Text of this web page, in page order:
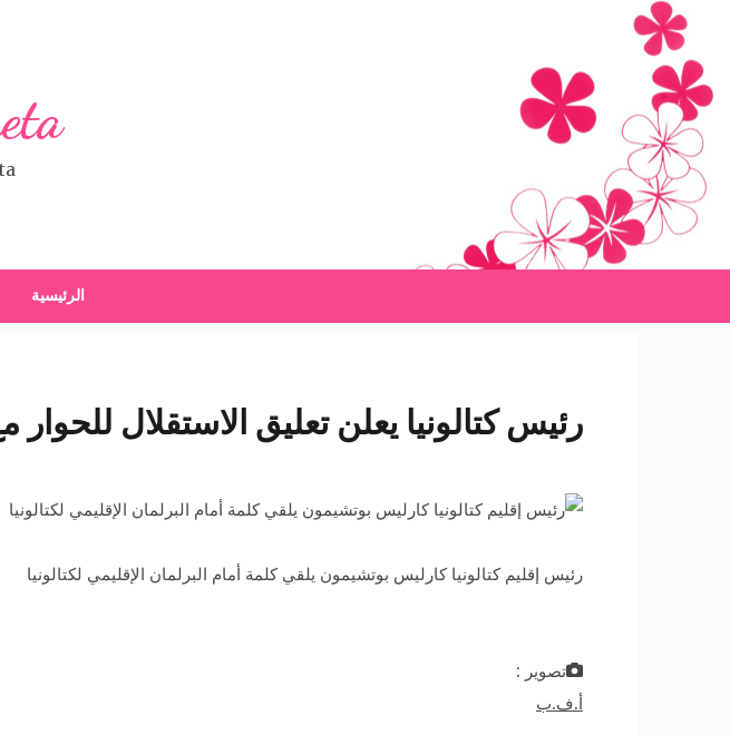
content
(Press
Enter)
الرئيسية
رئيس كتالونيا يعلن تعليق الاستقلال
رئيس إقليم كتالونيا كارليس بوتشيمون يلقي كلمة أمام البرلمان الإقليمي لكتالونيا
تصوير :
أ.ف.ب